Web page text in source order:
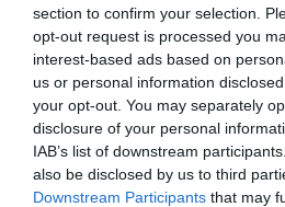
section to confirm your selection.
opt-out request is processed you
interest-based ads based on
us or personal information
your opt-out. You may separately
disclosure of your personal
IAB’s list of downstream
also be disclosed by us to third
Downstream Participants that may